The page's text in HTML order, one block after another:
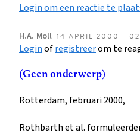
Login om een reactie te
H.A. Moll 14 APRIL 2000 -
Loginofregistreerom te
(Geen onderwerp)
Rotterdam, februari 2000,
Rothbarth et al.